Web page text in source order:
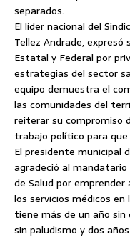
separados.
El líder nacional del
Tellez Andrade,
Estatal y Federal por
estrategias del sector
equipo demuestra el
las comunidades del
reiterar su compromiso
trabajo político para
El presidente municipal
agradeció al
de Salud por
los servicios médicos
tiene más de un año sin
sin paludismo y dos